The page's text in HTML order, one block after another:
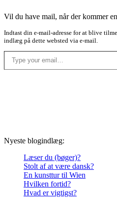
Vil du have mail, når der kommer
Indtast din e-mail-adresse for at blive
indlæg på dette websted via e-mail.
Type your email…
Nyeste blogindlæg:
Læser du (bøger)?
Stolt af at være dansk?
En kunsttur til Wien
Hvilken fortid?
Hvad er vigtigst?